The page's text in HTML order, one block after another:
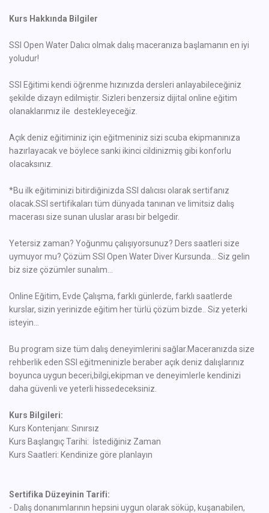
Kurs Hakkında Bilgiler
SSI Open Water Dalıcı olmak dalış maceranıza başlamanın en iyi
yoludur!
SSI Eğitimi kendi öğrenme hızınızda dersleri anlayabileceğiniz
şekilde dizayn edilmiştir. Sizleri benzersiz dijital online eğitim
olanaklarımız ile destekleyeceğiz.
Açık deniz eğitiminiz için eğitmeniniz sizi scuba ekipmanınıza
hazırlayacak ve böylece sanki ikinci cildinizmiş gibi konforlu
olacaksınız.
*Bu ilk eğitiminizi bitirdiğinizda SSI dalıcısı olarak sertifanız
olacak.SSI sertifikaları tüm dünyada tanınan ve limitsiz dalış
macerası size sunan uluslar arası bir belgedir.
Yetersiz zaman? Yoğunmu çalışıyorsunuz? Ders saatleri size
uymuyor mu? Çözüm SSI Open Water Diver Kursunda... Siz gelin
biz size çözümler sunalım...
Online Eğitim, Evde Çalışma, farklı günlerde, farklı saatlerde
kurslar, sizin yerinizde eğitim her türlü çözüm bizde.. Siz yeterki
isteyin...
Bu program size tüm dalış deneyimlerini sağlar.Maceranızda size
rehberlik eden SSI eğitmeninizle beraber açık deniz dalışlarınız
boyunca uygun beceri,bilgi,ekipman ve deneyimlerle kendinizi
daha güvenli ve yeterli hissedeceksiniz.
Kurs Bilgileri:
Kurs Kontenjanı: Sınırsız
Kurs Başlangıç Tarihi: İstediğiniz Zaman
Kurs Saatleri: Kendinize göre planlayın
Sertifika Düzeyinin Tarifi:
- Dalış donanımlarının hepsini uygun olarak söküp, kuşanabilen,